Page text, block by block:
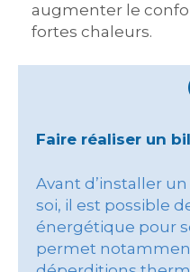
augmenter le
fortes chaleurs.
Faire réaliser un
Avant d’installer
soi, il est possible
énergétique pour
permet